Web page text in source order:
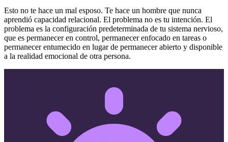
Esto no te hace un mal esposo. Te hace un hombre que nunca
aprendió capacidad relacional. El problema no es tu intención. El
problema es la configuración predeterminada de tu sistema nervioso,
que es permanecer en control, permanecer enfocado en tareas o
permanecer entumecido en lugar de permanecer abierto y disponible
a la realidad emocional de otra persona.